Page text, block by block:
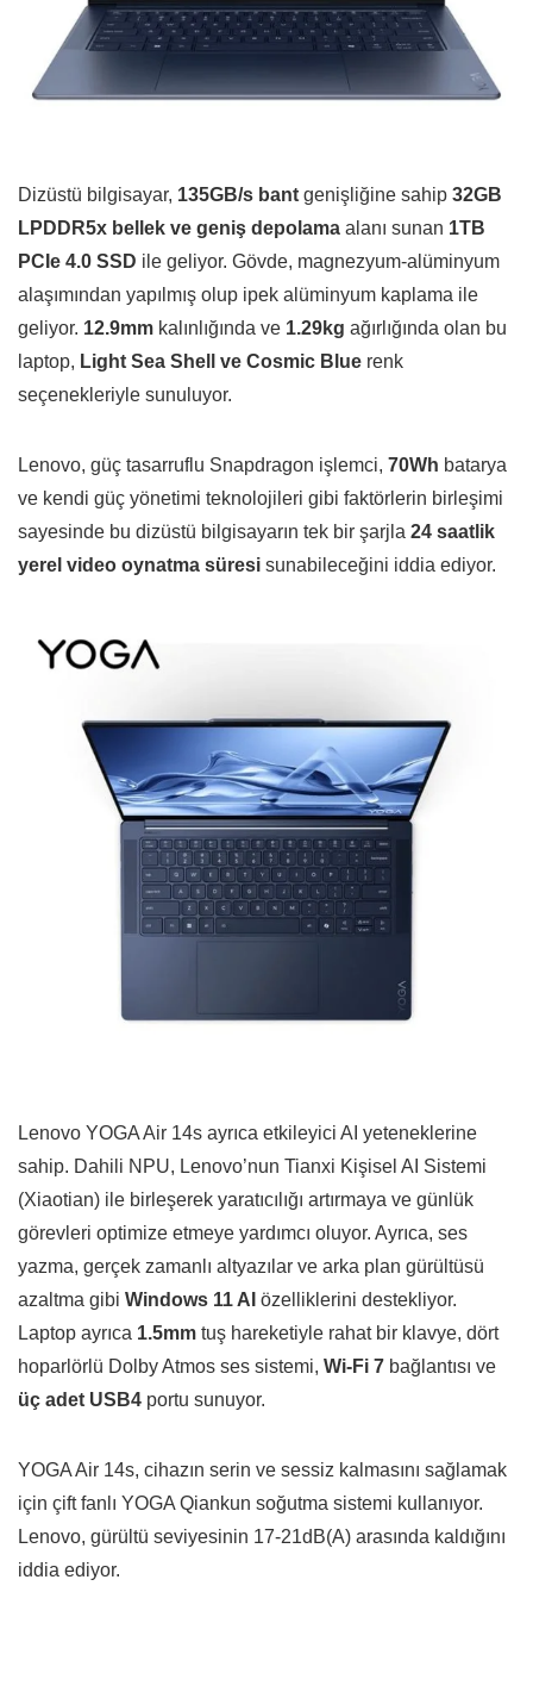
Dizüstü bilgisayar, 135GB/s bant genişliğine sahip 32GB
LPDDR5x bellek ve geniş depolama alanı sunan 1TB
PCIe 4.0 SSD ile geliyor. Gövde, magnezyum-alüminyum
alaşımından yapılmış olup ipek alüminyum kaplama ile
geliyor. 12.9mm kalınlığında ve 1.29kg ağırlığında olan bu
laptop, Light Sea Shell ve Cosmic Blue renk
seçenekleriyle sunuluyor.
Lenovo, güç tasarruflu Snapdragon işlemci, 70Wh batarya
ve kendi güç yönetimi teknolojileri gibi faktörlerin birleşimi
sayesinde bu dizüstü bilgisayarın tek bir şarjla 24 saatlik
yerel video oynatma süresi sunabileceğini iddia ediyor.
Lenovo YOGA Air 14s ayrıca etkileyici AI yeteneklerine
sahip. Dahili NPU, Lenovo’nun Tianxi Kişisel AI Sistemi
(Xiaotian) ile birleşerek yaratıcılığı artırmaya ve günlük
görevleri optimize etmeye yardımcı oluyor. Ayrıca, ses
yazma, gerçek zamanlı altyazılar ve arka plan gürültüsü
azaltma gibi Windows 11 AI özelliklerini destekliyor.
Laptop ayrıca 1.5mm tuş hareketiyle rahat bir klavye, dört
hoparlörlü Dolby Atmos ses sistemi, Wi-Fi 7 bağlantısı ve
üç adet USB4 portu sunuyor.
YOGA Air 14s, cihazın serin ve sessiz kalmasını sağlamak
için çift fanlı YOGA Qiankun soğutma sistemi kullanıyor.
Lenovo, gürültü seviyesinin 17-21dB(A) arasında kaldığını
iddia ediyor.